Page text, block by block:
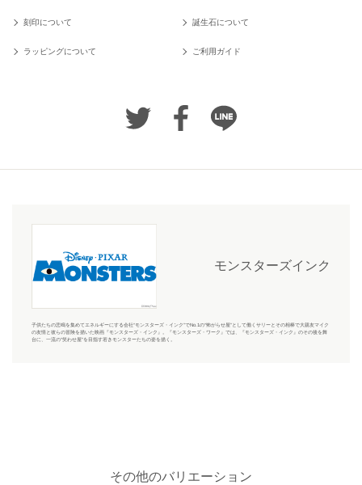
刻印について 誕生石について
ラッピングについて ご利用ガイド
モンスターズインク
子供たちの悲鳴を集めてエネルギーにする会社“モンスターズ・インク”でNo.1の“怖がらせ屋”として働くサリーとその相棒で大親友マイク
の友情と彼らの冒険を描いた映画『モンスターズ・インク』。『モンスターズ・ワーク』では、『モンスターズ・インク』のその後を舞
台に、一流の“笑わせ屋”を目指す若きモンスターたちの姿を描く。
その他のバリエーション